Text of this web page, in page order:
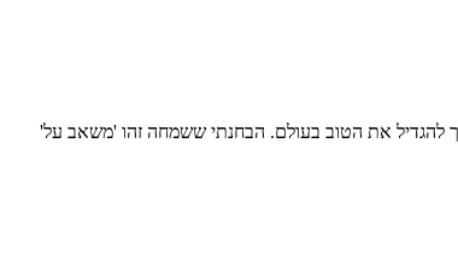
להגדיל את הטוב בעולם. הבחנתי ששמחה זהו 'משאב על'